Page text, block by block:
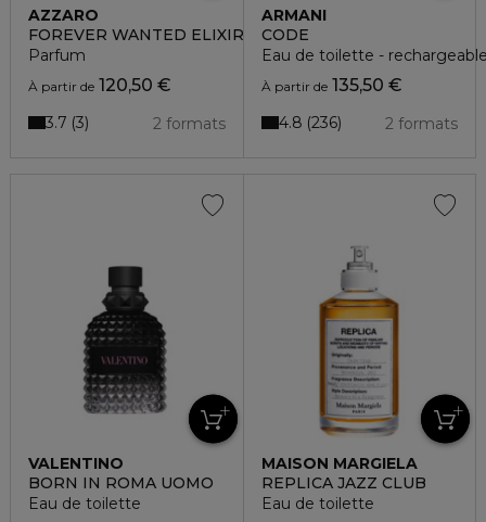
AZZARO
FOREVER WANTED ELIXIR
Parfum
À partir de 120,50 €
2 formats
3.7 3
ARMANI
CODE
Eau de toilette -
À partir de135,50 €
2 formats
4.8 236
VALENTINO
BORN IN ROMA UOMO
Eau de toilette
MAISON MARGIELA
REPLICA JAZZ CLUB
Eau de toilette